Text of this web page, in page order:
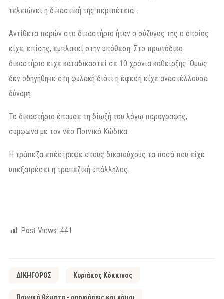
τελειώνει η δικαστική της περιπέτεια…
Αντίθετα παρών στο δικαστήριο ήταν ο σύζυγος της ο οποίος
είχε, επίσης, εμπλακεί στην υπόθεση. Στο πρωτόδικο
δικαστήριο είχε καταδικαστεί σε 10 χρόνια κάθειρξης. Όμως
δεν οδηγήθηκε στη φυλακή διότι η έφεση είχε αναστέλλουσα
δύναμη.
Το δικαστήριο έπαυσε τη δίωξή του λόγω παραγραφής,
σύμφωνα με τον νέο Ποινικό Κώδικα.
Η τράπεζα επέστρεψε στους δικαιούχους τα ποσά που είχε
υπεξαιρέσει η τραπεζική υπάλληλος.
Post Views: 441
ΔΙΚΗΓΟΡΟΣ Κυριάκος Κόκκινος
Ποινικά θέματα - αποφάσεις και νόμοι